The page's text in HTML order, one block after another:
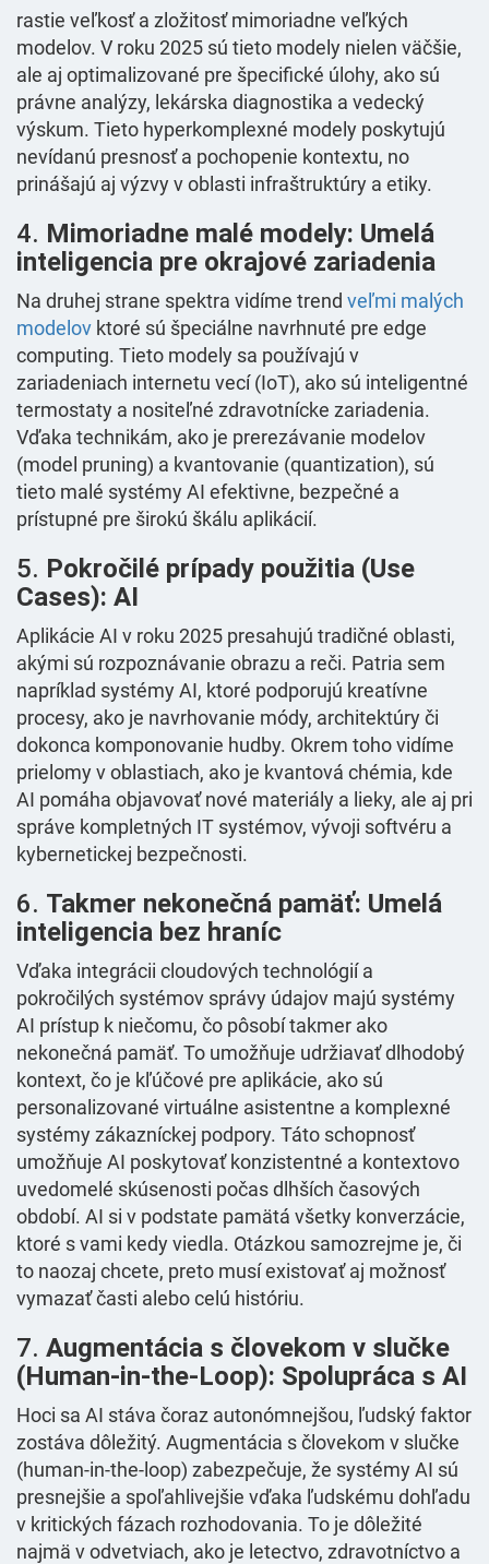
rastie veľkosť a zložitosť mimoriadne veľkých
modelov. V roku 2025 sú tieto modely nielen väčšie,
ale aj optimalizované pre špecifické úlohy, ako sú
právne analýzy, lekárska diagnostika a vedecký
výskum. Tieto hyperkomplexné modely poskytujú
nevídanú presnosť a pochopenie kontextu, no
prinášajú aj výzvy v oblasti infraštruktúry a etiky.
4. Mimoriadne malé modely: Umelá
inteligencia pre okrajové zariadenia
Na druhej strane spektra vidíme trend veľmi malých
modelov ktoré sú špeciálne navrhnuté pre edge
computing. Tieto modely sa používajú v
zariadeniach internetu vecí (IoT), ako sú inteligentné
termostaty a nositeľné zdravotnícke zariadenia.
Vďaka technikám, ako je prerezávanie modelov
(model pruning) a kvantovanie (quantization), sú
tieto malé systémy AI efektivne, bezpečné a
prístupné pre širokú škálu aplikácií.
5. Pokročilé prípady použitia (Use
Cases): AI
Aplikácie AI v roku 2025 presahujú tradičné oblasti,
akými sú rozpoznávanie obrazu a reči. Patria sem
napríklad systémy AI, ktoré podporujú kreatívne
procesy, ako je navrhovanie módy, architektúry či
dokonca komponovanie hudby. Okrem toho vidíme
prielomy v oblastiach, ako je kvantová chémia, kde
AI pomáha objavovať nové materiály a lieky, ale aj pri
správe kompletných IT systémov, vývoji softvéru a
kybernetickej bezpečnosti.
6. Takmer nekonečná pamäť: Umelá
inteligencia bez hraníc
Vďaka integrácii cloudových technológií a
pokročilých systémov správy údajov majú systémy
AI prístup k niečomu, čo pôsobí takmer ako
nekonečná pamäť. To umožňuje udržiavať dlhodobý
kontext, čo je kľúčové pre aplikácie, ako sú
personalizované virtuálne asistentne a komplexné
systémy zákazníckej podpory. Táto schopnosť
umožňuje AI poskytovať konzistentné a kontextovo
uvedomelé skúsenosti počas dlhších časových
období. AI si v podstate pamätá všetky konverzácie,
ktoré s vami kedy viedla. Otázkou samozrejme je, či
to naozaj chcete, preto musí existovať aj možnosť
vymazať časti alebo celú históriu.
7. Augmentácia s človekom v slučke
(Human-in-the-Loop): Spolupráca s AI
Hoci sa AI stáva čoraz autonómnejšou, ľudský faktor
zostáva dôležitý. Augmentácia s človekom v slučke
(human-in-the-loop) zabezpečuje, že systémy AI sú
presnejšie a spoľahlivejšie vďaka ľudskému dohľadu
v kritických fázach rozhodovania. To je dôležité
najmä v odvetviach, ako je letectvo, zdravotníctvo a